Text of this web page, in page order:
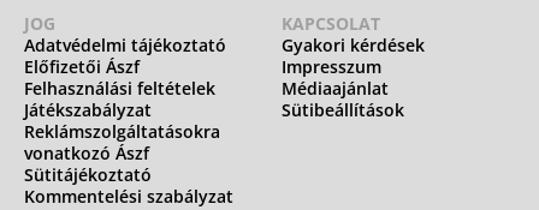
JOG
Adatvédelmi tájékoztató
Előfizetői Ászf
Felhasználási feltételek
Játékszabályzat
Reklámszolgáltatásokra
vonatkozó Ászf
Sütitájékoztató
Kommentelési szabályzat
KAPCSOLAT
Gyakori kérdések
Impresszum
Médiaajánlat
Sütibeállítások